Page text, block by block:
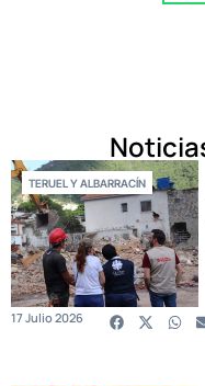
TERUEL Y ALBARRACÍN
17 Julio 2026